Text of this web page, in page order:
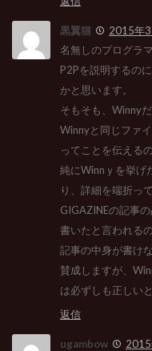
黒翼猫
2015年
名無しのプログラ
P2Pを説明するの
かと思います。
そもそも、Winny
Winnyと同じファ
ってことを伝える
純にWinnｙを挙げ
り、詳細を端折っ
GIGAZINEの記事
書いたと言われる
記事の中身が書け
賛成しますが、
は必ずしも正しい
返信
ugambow